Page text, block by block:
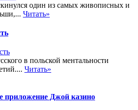
один из самых живописных и
Читать»
в польской ментальности
Читать»
приложение Джой казино